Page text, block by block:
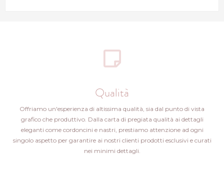
Qualità
Offriamo un'esperienza di altissima qualità, sia dal punto di vista
grafico che produttivo. Dalla carta di pregiata qualità ai dettagli
eleganti come cordoncini e nastri, prestiamo attenzione ad ogni
singolo aspetto per garantire ai nostri clienti prodotti esclusivi e curati
nei minimi dettagli.